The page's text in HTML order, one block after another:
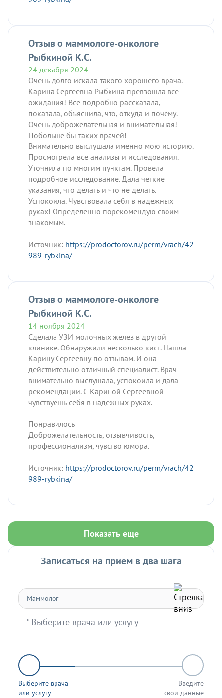
Отзыв о маммологе-онкологе
Рыбкиной К.С.
24 декабря 2024
Очень долго искала такого хорошего врача.
Карина Сергеевна Рыбкина превзошла все
ожидания! Все подробно рассказала,
показала, объяснила, что, откуда и почему.
Очень доброжелательная и внимательная!
Побольше бы таких врачей!
Внимательно выслушала именно мою историю.
Просмотрела все анализы и исследования.
Уточнила по многим пунктам. Провела
подробное исследование. Дала четкие
указания, что делать и что не делать.
Успокоила. Чувствовала себя в надежных
руках! Определенно порекомендую своим
знакомым.
Источник: https://prodoctorov.ru/perm/vrach/42
989-rybkina/
Отзыв о маммологе-онкологе
Рыбкиной К.С.
14 ноября 2024
Сделала УЗИ молочных желез в другой
клинике. Обнаружили несколько кист. Нашла
Карину Сергеевну по отзывам. И она
действительно отличный специалист. Врач
внимательно выслушала, успокоила и дала
рекомендации. С Кариной Сергеевной
чувствуешь себя в надежных руках.
Понравилось
Доброжелательность, отзывчивость,
профессионализм, чувство юмора.
Источник: https://prodoctorov.ru/perm/vrach/42
989-rybkina/
Показать еще
Записаться на прием в два шага
* Выберите врача или услугу
Выберите врача
или услугу
Введите
свои данные